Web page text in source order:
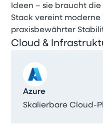
Ideen – sie braucht die
Stack vereint moderne
praxisbewährter
Cloud &
Azure
Skalierbare Cloud-